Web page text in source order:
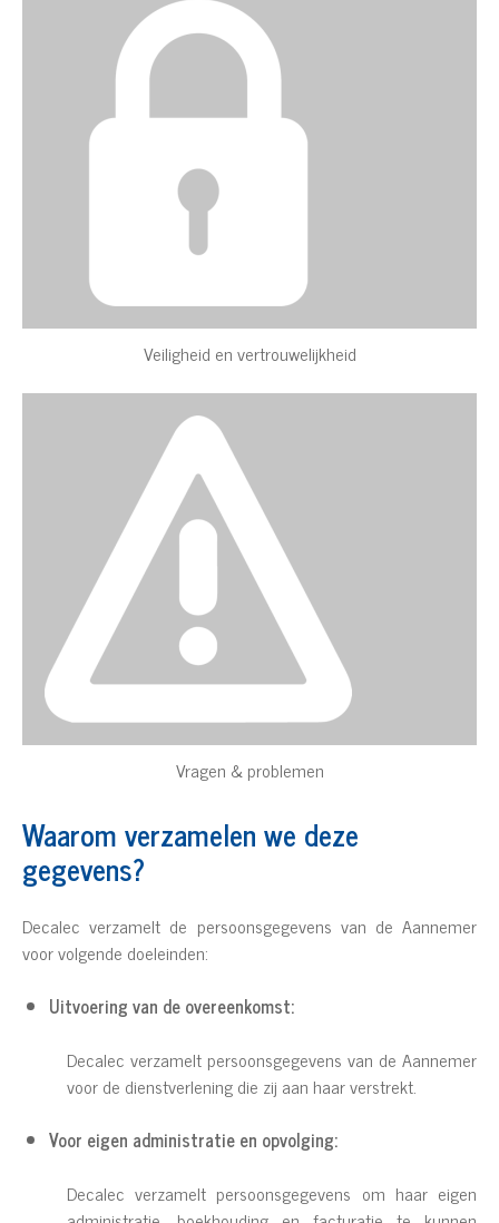
Veiligheid en vertrouwelijkheid
Vragen & problemen
Waarom verzamelen we deze
gegevens?
Decalec verzamelt de persoonsgegevens van de Aannemer
voor volgende doeleinden:
Uitvoering van de overeenkomst:
Decalec verzamelt persoonsgegevens van de Aannemer
voor de dienstverlening die zij aan haar verstrekt.
Voor eigen administratie en opvolging:
Decalec verzamelt persoonsgegevens om haar eigen